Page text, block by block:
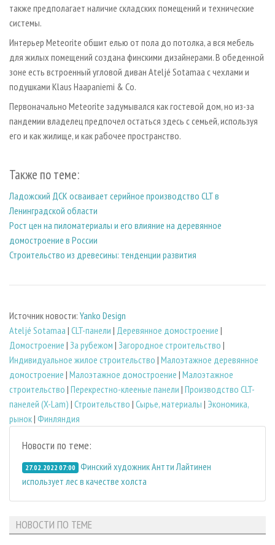
также предполагает наличие складских помещений и технические
системы.
Интерьер Meteorite обшит елью от пола до потолка, а вся мебель
для жилых помещений создана финскими дизайнерами. В обеденной
зоне есть встроенный угловой диван Ateljé Sotamaa с чехлами и
подушками Klaus Haapaniemi & Co.
Первоначально Meteorite задумывался как гостевой дом, но из-за
пандемии владелец предпочел остаться здесь с семьей, используя
его и как жилище, и как рабочее пространство.
Также по теме:
Ладожский ДСК осваивает серийное производство CLT в
Ленинградской области
Рост цен на пиломатериалы и его влияние на деревянное
домостроение в России
Строительство из древесины: тенденции развития
Источник новости: Yanko Design
Ateljé Sotamaa | CLT-панели | Деревянное домостроение |
Домостроение | За рубежом | Загородное строительство |
Индивидуальное жилое строительство | Малоэтажное деревянное
домостроение | Малоэтажное домостроение | Малоэтажное
строительство | Перекрестно-клееные панели | Производство CLT-
панелей (X-Lam) | Строительство | Сырье, материалы | Экономика,
рынок| Финляндия
Новости по теме:
27.02.2022 07:00 Финский художник Антти Лайтинен
использует лес в качестве холста
НОВОСТИ ПО ТЕМЕ